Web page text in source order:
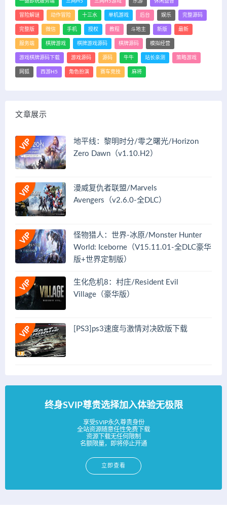
冒险解谜 动作冒险 十三水 单机游戏 后台 娱乐 完整源码
完整版 微信 手机 授权 教程 斗地主 新版 最新
服务端 棋牌游戏 棋牌游戏源码 棋牌源码 模拟经营
游戏棋牌源码下载 游戏源码 源码 牛牛 站长亲测 策略游戏
网狐 西游H5 角色扮演 赛车竞技 麻将
文章展示
地平线：黎明时分/零之曙光/Horizon
Zero Dawn（v1.10.H2）
漫威复仇者联盟/Marvels
Avengers（v2.6.0-全DLC）
怪物猎人：世界-冰原/Monster Hunter
World: Iceborne（V15.11.01-全DLC豪华
版+世界定制版）
生化危机8：村庄/Resident Evil
Village（豪华版）
[PS3]ps3速度与激情对决欧版下载
终身SVIP尊贵选择加入体验无极限
享受SVIP永久尊贵身份
全站资源随意任性免费下载
资源下载无任何限制
名额限量，即将停止开通
立即查看